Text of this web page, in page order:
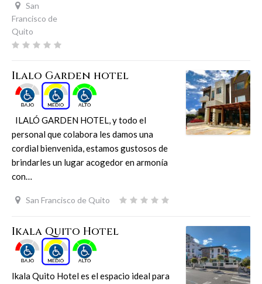
San
Francisco de
Quito
Ilalo Garden hotel
ILALÓ GARDEN HOTEL, y todo el
personal que colabora les damos una
cordial bienvenida, estamos gustosos de
brindarles un lugar acogedor en armonía
con…
San Francisco de Quito
Ikala Quito Hotel
Ikala Quito Hotel es el espacio ideal para